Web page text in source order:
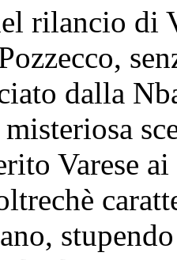
rilancio di
dalla
Varese